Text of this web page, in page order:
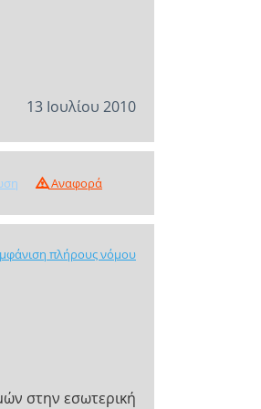
13 Ιουλίου 2010
Αναφορά
πλήρους νόμου
στην εσωτερική